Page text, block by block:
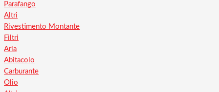
Parafango
Altri
Rivestimento Montante
Filtri
Aria
Abitacolo
Carburante
Olio